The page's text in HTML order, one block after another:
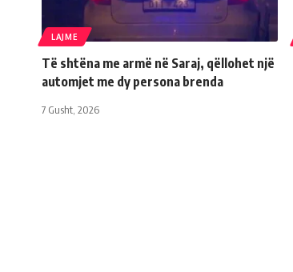
LAJME
Të shtëna me armë në Saraj, qëllohet një
automjet me dy persona brenda
7 Gusht, 2026